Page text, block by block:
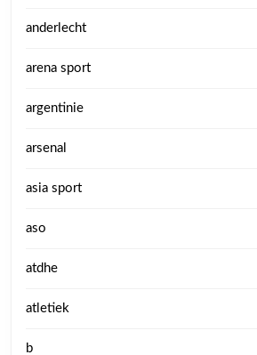
anderlecht
arena sport
argentinie
arsenal
asia sport
aso
atdhe
atletiek
b